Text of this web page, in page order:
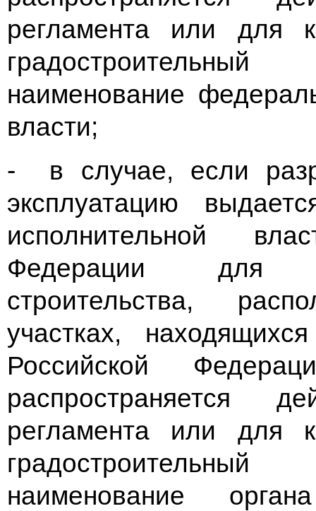
регламента или для
наименование
власти;
- в случае, если
эксплуатацию
исполнительной
Федерации для
строительства,
участках,
Российской
распространяется
регламента или для
наименование